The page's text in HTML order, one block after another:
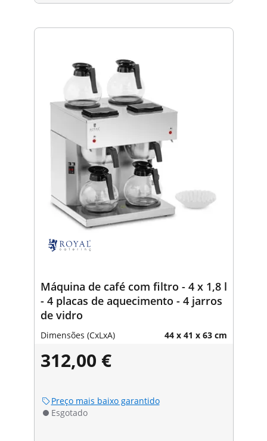
Máquina de café com filtro - 4 x 1,8 l
- 4 placas de aquecimento - 4 jarros
de vidro
Dimensões (CxLxA) 44 x 41 x 63 cm
312,00 €
Preço mais baixo garantido
Esgotado